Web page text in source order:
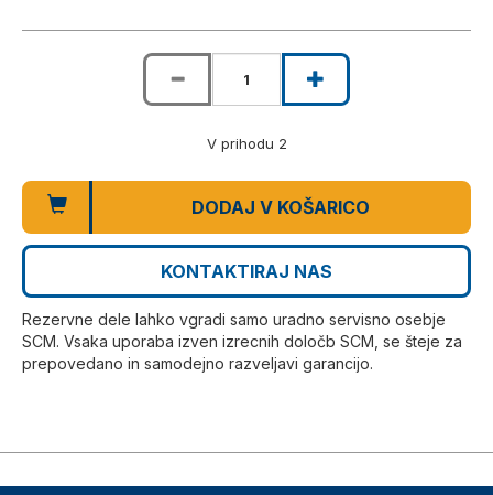
V prihodu 2
DODAJ V KOŠARICO
KONTAKTIRAJ NAS
Rezervne dele lahko vgradi samo uradno servisno osebje
SCM. Vsaka uporaba izven izrecnih določb SCM, se šteje za
prepovedano in samodejno razveljavi garancijo.